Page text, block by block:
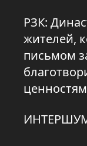
РЗК:
жителей,
письмом